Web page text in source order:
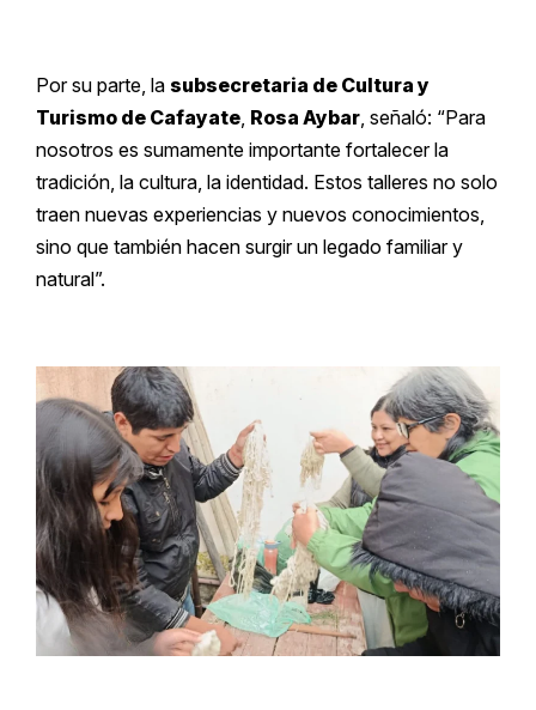
Por su parte, la subsecretaria de Cultura y
Turismo de Cafayate Rosa Aybar , señaló: “Para
nosotros es sumamente importante fortalecer la
tradición, la cultura, la identidad. Estos talleres no solo
traen nuevas experiencias y nuevos conocimientos,
sino que también hacen surgir un legado familiar y
natural”.